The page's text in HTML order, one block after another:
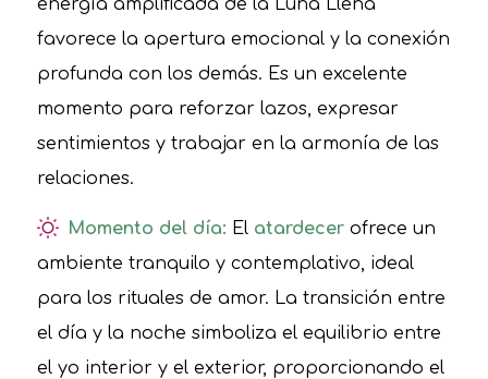
energía amplificada de la Luna Llena
favorece la apertura emocional y la conexión
profunda con los demás. Es un excelente
momento para reforzar lazos, expresar
sentimientos y trabajar en la armonía de las
relaciones.
Momento del día: El atardecerofrece un
ambiente tranquilo y contemplativo, ideal
para los rituales de amor. La transición entre
el día y la noche simboliza el equilibrio entre
el yo interior y el exterior, proporcionando el